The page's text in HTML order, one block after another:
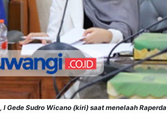
Gede Sudro Wicano (kiri) saat menelaah Raperda